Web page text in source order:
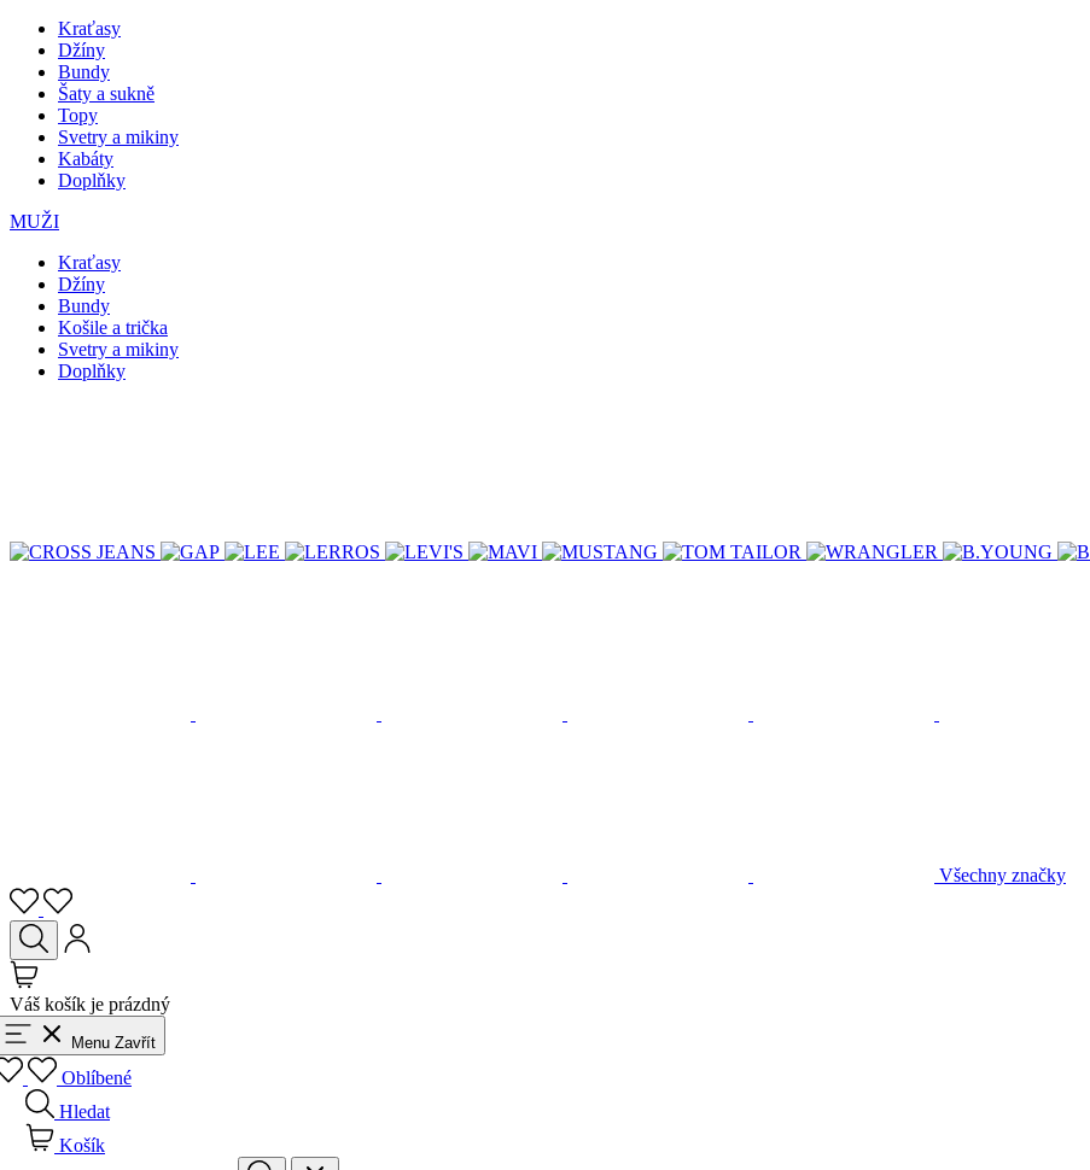
Kraťasy
Džíny
Bundy
Šaty a sukně
Topy
Svetry a mikiny
Kabáty
Doplňky
MUŽI
Kraťasy
Džíny
Bundy
Košile a trička
Svetry a mikiny
Doplňky
Všechny značky
Váš košík je prázdný
Menu Zavřít
Oblíbené
Hledat
Košík